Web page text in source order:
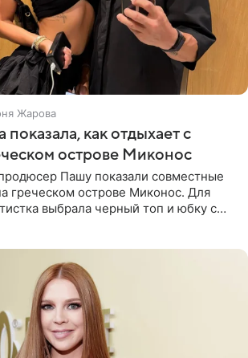
Жарова
показала, как отдыхает с
острове Миконос
Пашу показали совместные
греческом острове Миконос. Для
выбрала черный топ и юбку с